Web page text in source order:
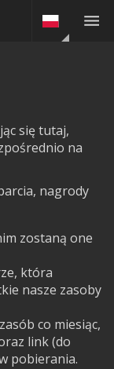
się tutaj,
na
nagrody
zostaną one
która
nasze zasoby
co miesiąc,
link (do
pobierania.